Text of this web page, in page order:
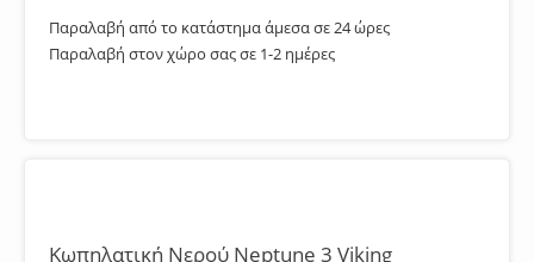
Παραλαβή από το κατάστημα άμεσα σε 24 ώρες
Παραλαβή στον χώρο σας σε 1-2 ημέρες
Κωπηλατική Νερού Neptune 3 Viking